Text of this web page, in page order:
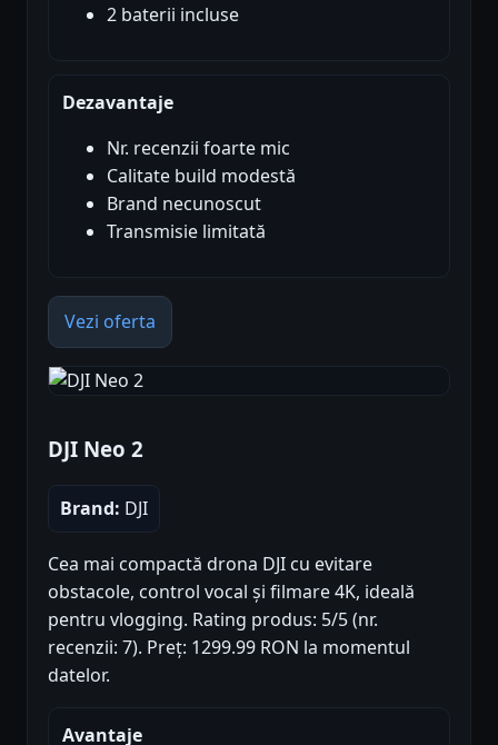
2 baterii incluse
Dezavantaje
Nr. recenzii foarte mic
Calitate build modestă
Brand necunoscut
Transmisie limitată
Vezi oferta
DJI Neo 2
Brand: DJI
Cea mai compactă drona DJI cu evitare
obstacole, control vocal și filmare 4K, ideală
pentru vlogging. Rating produs: 5/5 (nr.
recenzii: 7). Preț: 1299.99 RON la momentul
datelor.
Avantaje